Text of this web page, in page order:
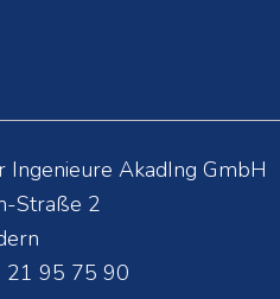
Ingenieure AkadIng GmbH
Straße 2
21 95 75 90